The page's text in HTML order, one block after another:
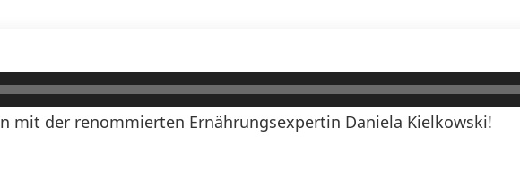
mit der renommierten Ernährungsexpertin Daniela Kielkowski!